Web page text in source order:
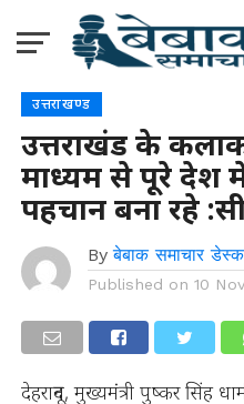
उत्तराखण्ड
उत्तराखंड के
माध्यम से पूरे देश
पहचान बना रहे
By बेबाक समाचार डेस्क
Published on 10
देहरादून, मुख्यमंत्री पुष्कर सिंह